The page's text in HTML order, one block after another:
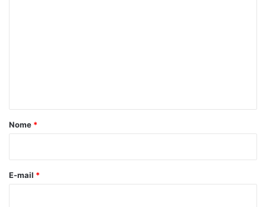
r
*
Nome *
E-mail *